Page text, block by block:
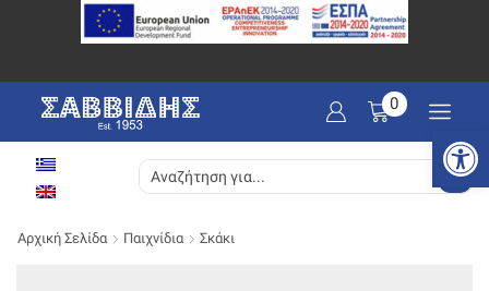
0
Αρχική Σελίδα Παιχνίδια Σκάκι